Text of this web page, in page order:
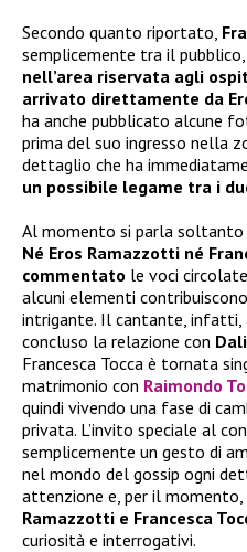
Secondo quanto riportato,
semplicemente tra il
nell’area riservata agli
arrivato direttamente da
ha anche pubblicato alcune
prima del suo ingresso nella
dettaglio che ha
un possibile legame tra i
Al momento si parla soltanto
Né Eros Ramazzotti né
commentato le voci
alcuni elementi
intrigante. Il cantante, infatti,
concluso la relazione con
Francesca Tocca è tornata
matrimonio con Raimondo
quindi vivendo una fase di
privata. L’invito speciale al
semplicemente un gesto di
nel mondo del gossip ogni
attenzione e, per il
Ramazzotti e Francesca
curiosità e interrogativi.